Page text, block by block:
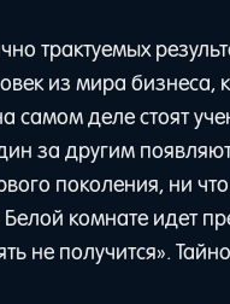
трактуемых
из мира бизнеса,
самом деле стоят
за другим
поколения, ни
Белой комнате идет
не получится».